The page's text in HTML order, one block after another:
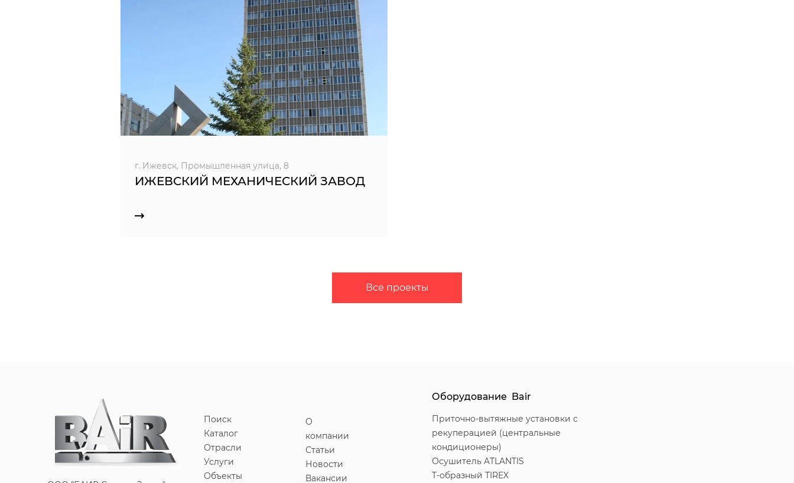
г. Ижевск, Промышленная улица, 8
ИЖЕВСКИЙ МЕХАНИЧЕСКИЙ ЗАВОД
Все проекты
Поиск
Каталог
Отрасли
Услуги
Объекты
О
компании
Статьи
Новости
Вакансии
Оборудование Bair
Приточно-вытяжные установки с
рекуперацией (центральные
кондиционеры)
Осушитель ATLANTIS
T-образный TIREX